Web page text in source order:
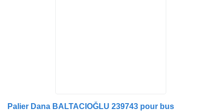
Palier Dana BALTACIOĞLU 239743 pour bus